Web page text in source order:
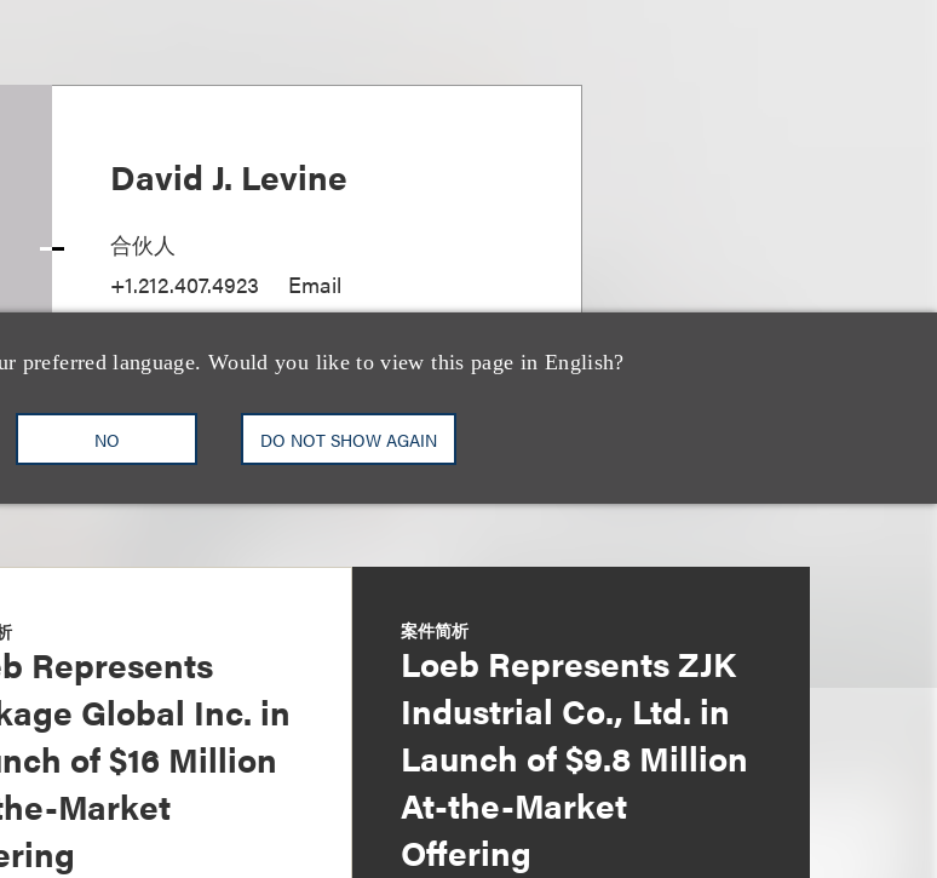
preferred language. Would you like to view this page in English?
NO DO NOT SHOW AGAIN
David J. Levine
合伙人
+1.212.407.4923
Email
Represents
Global Inc. in
of $16 Million
Market
案件简析
Loeb Represents ZJK
Industrial Co., Ltd. in
Launch of $9.8 Million
At-the-Market
Offering